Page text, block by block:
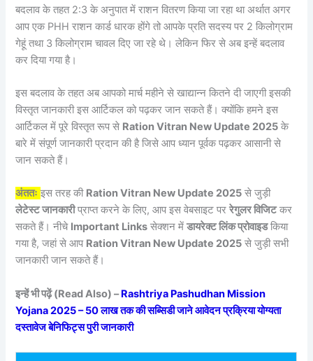
बदलाव के तहत 2:3 के अनुपात में राशन वितरण किया जा रहा था अर्थात अगर
आप एक PHH राशन कार्ड धारक होंगे तो आपके प्रति सदस्य पर 2 किलोग्राम
गेहूं तथा 3 किलोग्राम चावल दिए जा रहे थे। लेकिन फिर से अब इन्हें बदलाव
कर दिया गया है।
इस बदलाव के तहत अब आपको मार्च महीने से खाद्यान्न कितने दी जाएगी इसकी
विस्तृत जानकारी इस आर्टिकल को पढ़कर जान सकते हैं। क्योंकि हमने इस
आर्टिकल में पूरे विस्तृत रूप से Ration Vitran New Update 2025 के
बारे में संपूर्ण जानकारी प्रदान की है जिसे आप ध्यान पूर्वक पढ़कर आसानी से
जान सकते हैं।
अंततः इस तरह की Ration Vitran New Update 2025 से जुड़ी
लेटेस्ट जानकारीप्राप्त करने के लिए, आप इस वेबसाइट पररेगुलर विजिटकर
सकते हैं। नीचे Important Links सेक्शन मेंडायरेक्ट लिंक प्रोवाइडकिया
गया है, जहां से आप Ration Vitran New Update 2025 से जुड़ी सभी
जानकारी जान सकते हैं।
इन्हें भी पढ़ें (Read Also) –Rashtriya Pashudhan Mission
Yojana 2025 – 50 लाख तक की सब्सिडी जाने आवेदन प्रक्रिया योग्यता
दस्तावेज बेनिफिट्स पुरी जानकारी